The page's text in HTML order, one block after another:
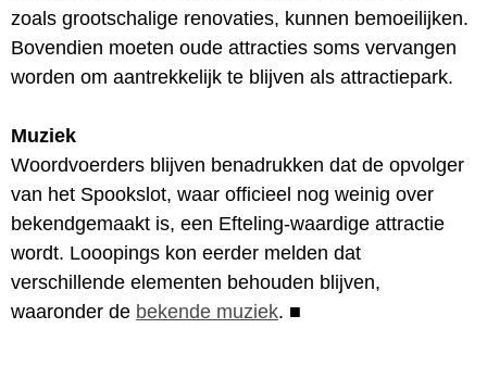
zoals grootschalige renovaties, kunnen bemoeilijken.
Bovendien moeten oude attracties soms vervangen
worden om aantrekkelijk te blijven als attractiepark.
Muziek
Woordvoerders blijven benadrukken dat de opvolger
van het Spookslot, waar officieel nog weinig over
bekendgemaakt is, een Efteling-waardige attractie
wordt. Looopings kon eerder melden dat
verschillende elementen behouden blijven,
waaronder de bekende muziek. ■